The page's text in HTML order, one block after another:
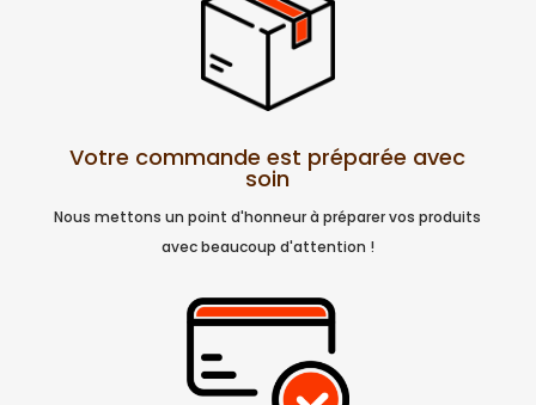
Votre commande est préparée avec
soin
Nous mettons un point d'honneur à préparer vos produits
avec beaucoup d'attention !